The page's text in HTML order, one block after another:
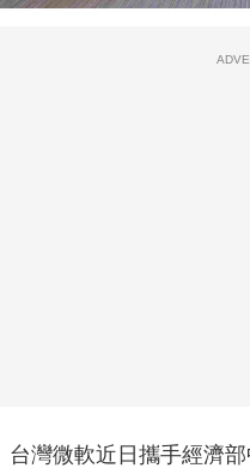
台灣微軟近日攜手經濟